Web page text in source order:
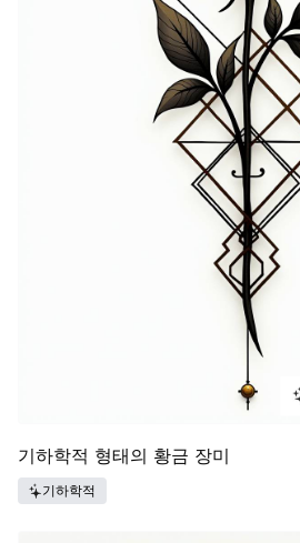
기하학적 형태의 황금 장미
기하학적